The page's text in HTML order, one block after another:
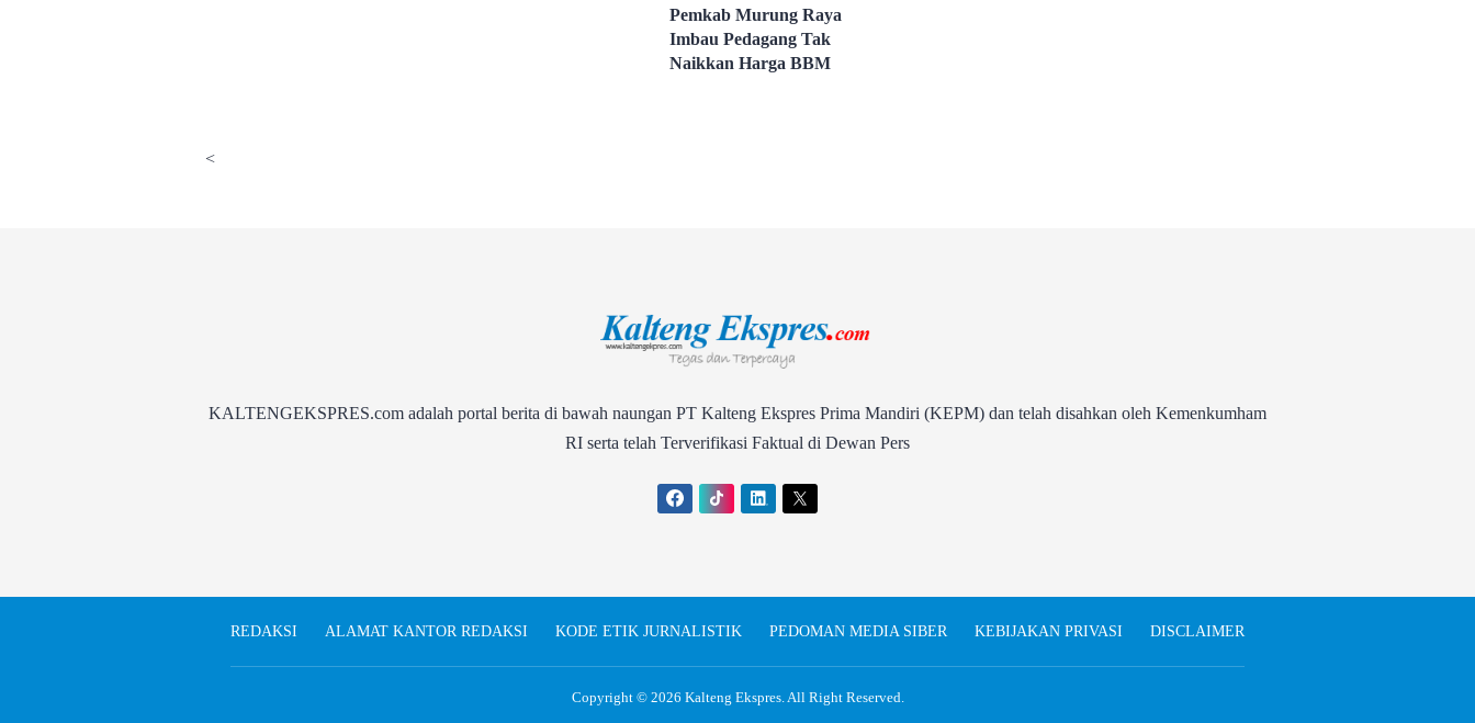
Pemkab Murung Raya
Imbau Pedagang Tak
Naikkan Harga BBM
<
KALTENGEKSPRES.com adalah portal berita di bawah naungan PT Kalteng Ekspres Prima Mandiri (KEPM) dan telah disahkan oleh Kemenkumham
RI serta telah Terverifikasi Faktual di Dewan Pers
REDAKSI ALAMAT KANTOR REDAKSI KODE ETIK JURNALISTIK PEDOMAN MEDIA SIBER KEBIJAKAN PRIVASI DISCLAIMER
Copyright © 2026 Kalteng Ekspres. All Right Reserved.